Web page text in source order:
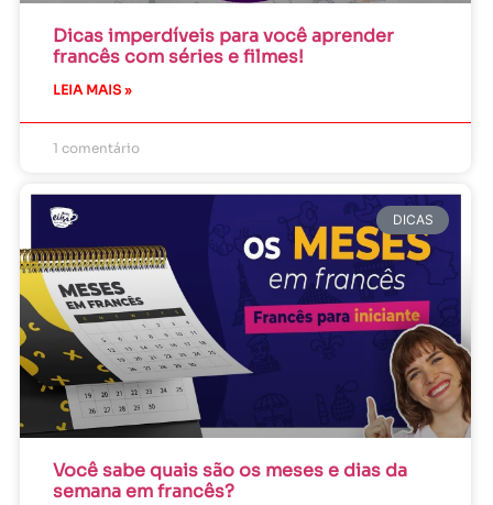
Dicas imperdíveis para você aprender
francês com séries e filmes!
LEIA MAIS »
1 comentário
DICAS
Você sabe quais são os meses e dias da
semana em francês?